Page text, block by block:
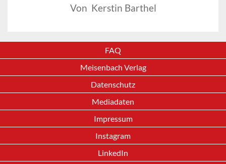
Von Kerstin Barthel
FAQ
Meisenbach Verlag
Datenschutz
Mediadaten
Impressum
Instagram
LinkedIn